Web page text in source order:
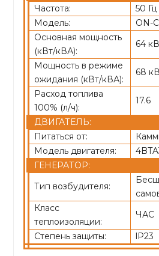
Частота:
50 Гц
Модель:
ON-
Основная мощность
(кВт/кВА):
64
Мощность в режиме
ожидания (кВт/кВА):
68
Расход топлива
100% (л/ч):
17.6
ДВИГАТЕЛЬ:
Питаться от:
Модель двигателя:
ГЕНЕРАТОР:
Тип возбудителя:
Класс
теплоизоляции:
ЧАС
Степень защиты:
lP23